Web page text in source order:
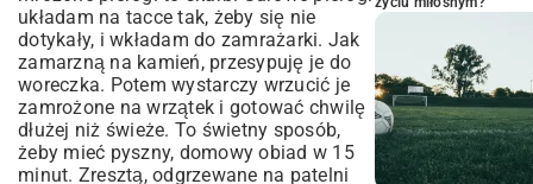
układam na tacce tak, żeby się nie
dotykały, i wkładam do zamrażarki. Jak
zamarzną na kamień, przesypuję je do
woreczka. Potem wystarczy wrzucić je
zamrożone na wrzątek i gotować chwilę
dłużej niż świeże. To świetny sposób,
żeby mieć pyszny, domowy obiad w 15
minut. Zresztą, odgrzewane na patelni